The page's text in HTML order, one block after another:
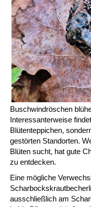
Buschwindröschen
Interessanterweise
Blütenteppichen,
gestörten Standorten.
Blüten sucht, hat gute
zu entdecken.
Eine mögliche
ausschließlich am